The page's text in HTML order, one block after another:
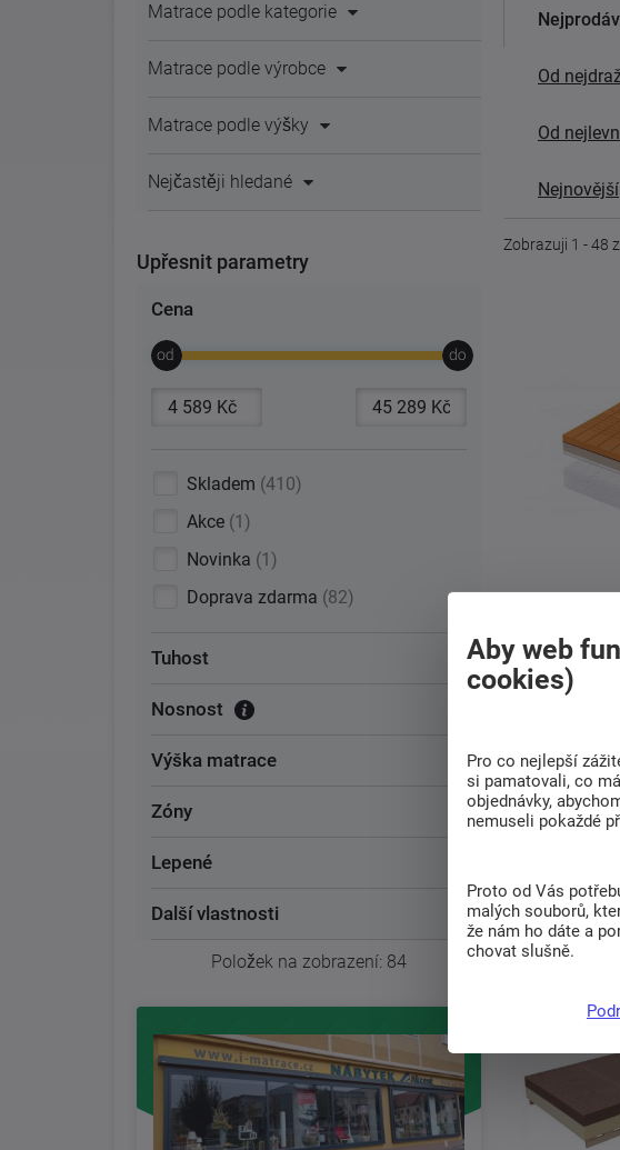
Matrace podle kategorie
Matrace podle výrobce
Matrace podle výšky
Nejčastěji hledané
Upřesnit parametry
Cena
Skladem 410
Akce 1
Novinka 1
Doprava zdarma 82
Tuhost
Nosnost
Výška matrace
Zóny
Lepené
Další vlastnosti
Položek na zobrazení: 84
Od
Od
Nejnovější
Zobrazuji 1 - 48
od4 589
Střední a
Velká
Aby web
cookies)
Pro co nejlepší
si pamatovali, co
objednávky,
nemuseli pokaždé
Proto od Vás
malých souborů,
že nám ho dáte a
chovat slušně.